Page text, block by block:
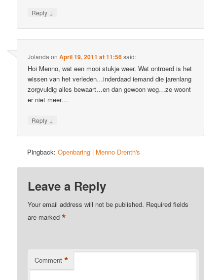
Reply ↓
Jolanda onApril 19, 2011 at 11:56said:
Hoi Menno, wat een mooi stukje weer. Wat ontroerd is het
wissen van het verleden…inderdaad iemand die jarenlang
zorgvuldig alles bewaart…en dan gewoon weg…ze woont
er niet meer…
Reply ↓
Pingback:Openbaring | Menno Drenth's
Leave a Reply
Your email address will not be published. Required fields
are marked*
Comment *